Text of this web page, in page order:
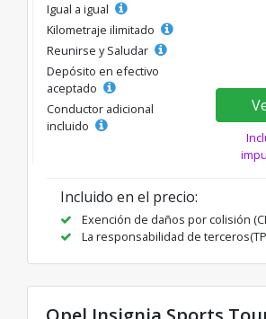
Igual a igual
Kilometraje ilimitado
Reunirse y Saludar
Depósito en efectivo
aceptado
Conductor adicional
incluido
Incluido en el precio:
Exención de daños por colisión
La responsabilidad de